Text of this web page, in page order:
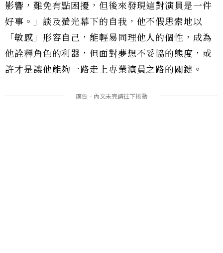
影響，難免有點困擾，但後來發現這對演員是一件
好事。」談及螢光幕下的自我，他不假思索地以
「敏感」形容自己，能輕易同理他人的個性，成為
他詮釋角色的利器，但面對夢想不妥協的態度，或
許才是讓他能夠一路走上專業演員之路的關鍵。